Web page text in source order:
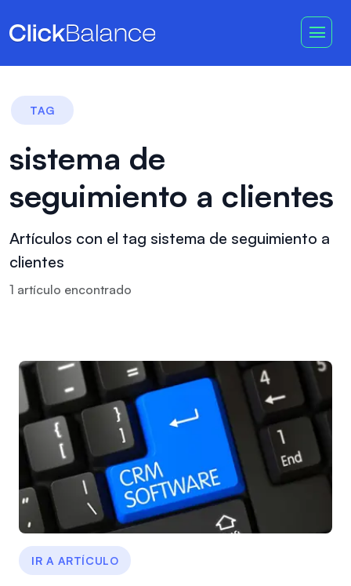
TAG
sistema de
seguimiento a clientes
Artículos con el tag sistema de seguimiento a
clientes
1 artículo encontrado
IR A ARTÍCULO